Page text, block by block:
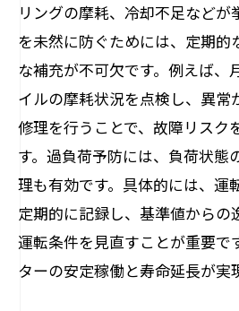
リングの摩耗、冷却不足などが
を未然に防ぐためには、定期的
な補充が不可欠です。例えば、
イルの摩耗状況を点検し、異常
修理を行うことで、故障リスク
す。過負荷予防には、負荷状態
理も有効です。具体的には、運
定期的に記録し、基準値からの
運転条件を見直すことが重要で
ターの安定稼働と寿命延長が実